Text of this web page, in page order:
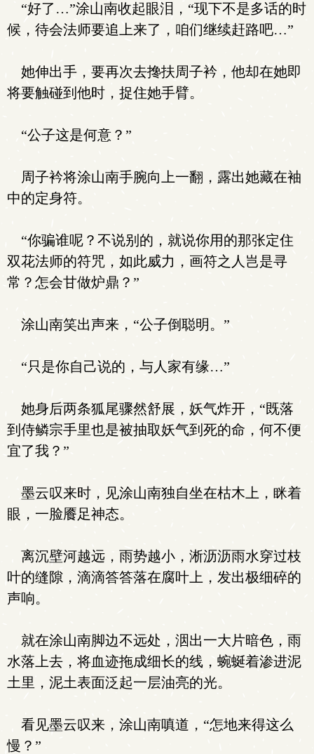
“好了…”涂山南收起眼泪，“现下不是多话的时
候，待会法师要追上来了，咱们继续赶路吧…”
她伸出手，要再次去搀扶周子衿，他却在她即
将要触碰到他时，捉住她手臂。
“公子这是何意？”
周子衿将涂山南手腕向上一翻，露出她藏在袖
中的定身符。
“你骗谁呢？不说别的，就说你用的那张定住
双花法师的符咒，如此威力，画符之人岂是寻
常？怎会甘做炉鼎？”
涂山南笑出声来，“公子倒聪明。”
“只是你自己说的，与人家有缘…”
她身后两条狐尾骤然舒展，妖气炸开，“既落
到侍鳞宗手里也是被抽取妖气到死的命，何不便
宜了我？”
墨云叹来时，见涂山南独自坐在枯木上，眯着
眼，一脸餍足神态。
离沉壁河越远，雨势越小，淅沥沥雨水穿过枝
叶的缝隙，滴滴答答落在腐叶上，发出极细碎的
声响。
就在涂山南脚边不远处，洇出一大片暗色，雨
水落上去，将血迹拖成细长的线，蜿蜒着渗进泥
土里，泥土表面泛起一层油亮的光。
看见墨云叹来，涂山南嗔道，“怎地来得这么
慢？”